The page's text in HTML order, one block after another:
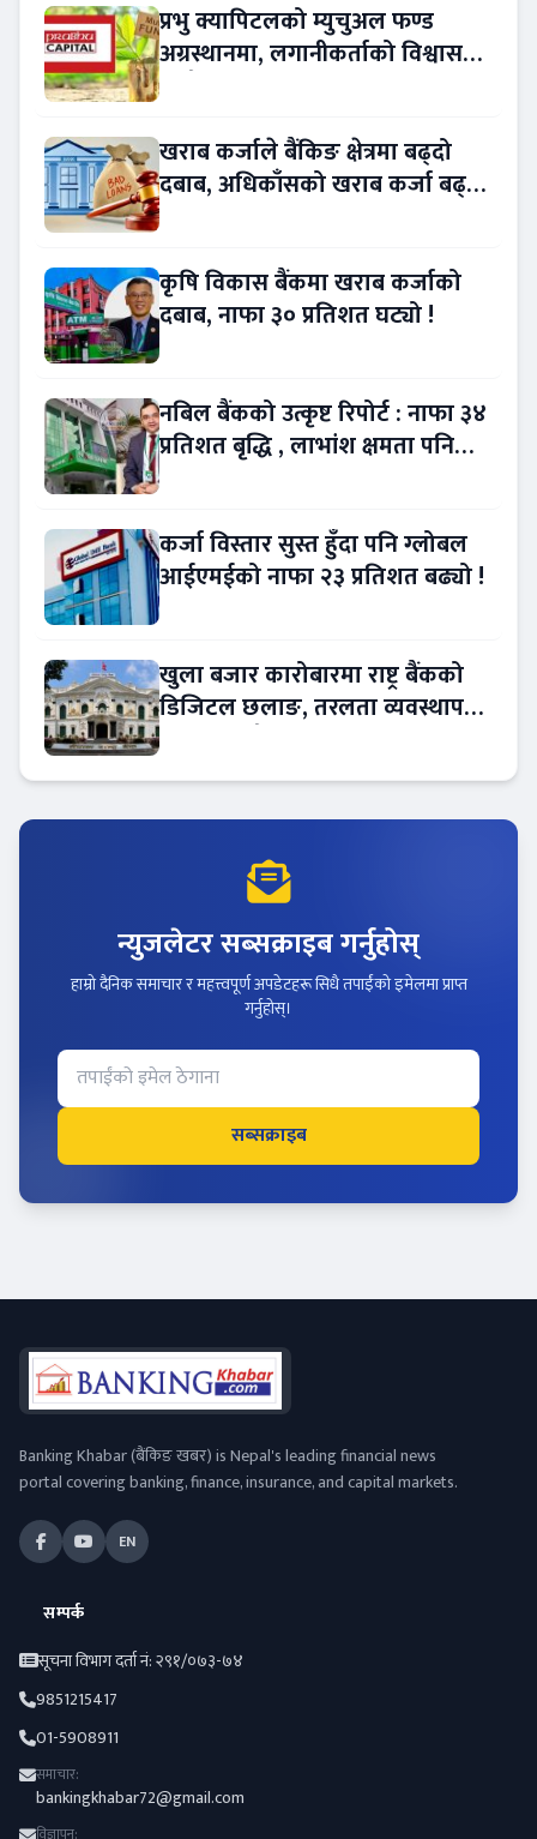
प्रभु क्यापिटलको म्युचुअल फण्ड
अग्रस्थानमा, लगानीकर्ताको विश्वास
खराब कर्जाले बैंकिङ क्षेत्रमा बढ्दो
दबाब, अधिकाँसको खराब कर्जा बढ्दो
कृषि विकास बैंकमा खराब कर्जाको
दबाब, नाफा ३० प्रतिशत घट्यो !
नबिल बैंकको उत्कृष्ट रिपोर्ट : नाफा ३४
प्रतिशत बृद्धि , लाभांश क्षमता पनि
कर्जा विस्तार सुस्त हुँदा पनि ग्लोबल
आईएमईको नाफा २३ प्रतिशत बढ्यो !
खुला बजार कारोबारमा राष्ट्र बैंकको
डिजिटल छलाङ, तरलता व्यवस्थापन
न्युजलेटर सब्सक्राइब गर्नुहोस्
हाम्रो दैनिक समाचार र महत्त्वपूर्ण अपडेटहरू सिधै तपाईंको इमेलमा प्राप्त
गर्नुहोस्।
सब्सक्राइब
Banking Khabar (बैंकिङ खबर) is Nepal's leading financial news
portal covering banking, finance, insurance, and capital markets.
EN
सम्पर्क
सूचना विभाग दर्ता नं: २९१/०७३-७४
9851215417
01-5908911
समाचार:
bankingkhabar72@gmail.com